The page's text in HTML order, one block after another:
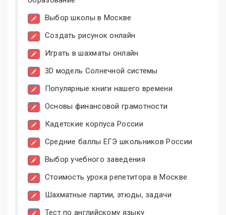
Выбор школы в Москве
Создать рисунок онлайн
Играть в шахматы онлайн
3D модель Солнечной системы
Популярные книги нашего времени
Основы финансовой грамотности
Кадетские корпуса России
Средние баллы ЕГЭ школьников России
Выбор учебного заведения
Стоимость урока репетитора в Москве
Шахматные партии, этюды, задачи
Тест по английскому языку